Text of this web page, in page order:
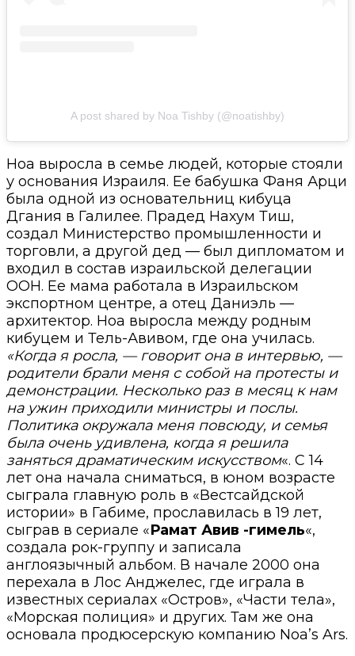
A post shared by Noa Tishby (@noatishby)
Ноа выросла в семье людей, которые стояли
у основания Израиля. Ее бабушка Фаня Арци
была одной из основательниц кибуца
Дгания в Галилее. Прадед Нахум Тиш,
создал Министерство промышленности и
торговли, а другой дед — был дипломатом и
входил в состав израильской делегации
ООН. Ее мама работала в Израильском
экспортном центре, а отец Даниэль —
архитектор. Ноа выросла между родным
кибуцем и Тель-Авивом, где она училась.
«Когда я росла, — говорит она в интервью, —
родители брали меня с собой на протесты и
демонстрации. Несколько раз в месяц к нам
на ужин приходили министры и послы.
Политика окружала меня повсюду, и семья
была очень удивлена, когда я решила
заняться драматическим искусством«. С 14
лет она начала сниматься, в юном возрасте
сыграла главную роль в «Вестсайдской
истории» в Габиме, прославилась в 19 лет,
сыграв в сериале «Рамат Авив -гимель«,
создала рок-группу и записала
англоязычный альбом. В начале 2000 она
перехала в Лос Анджелес, где играла в
известных сериалах «Остров», «Части тела»,
«Морская полиция» и других. Там же она
основала продюсерскую компанию Noa’s Ars.